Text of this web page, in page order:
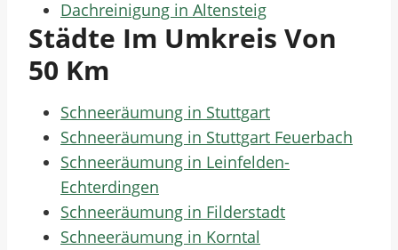
Dachreinigung in Altensteig
Städte Im Umkreis Von
50 Km
Schneeräumung in Stuttgart
Schneeräumung in Stuttgart Feuerbach
Schneeräumung in Leinfelden-
Echterdingen
Schneeräumung in Filderstadt
Schneeräumung in Korntal